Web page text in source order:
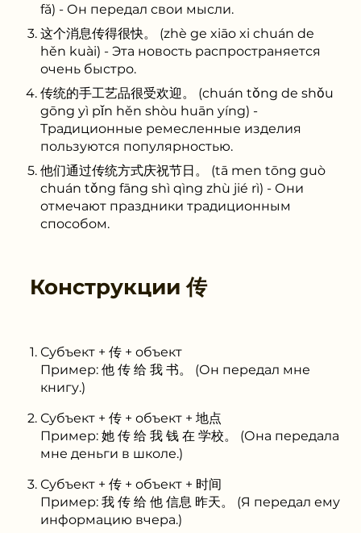
fǎ) - Он передал свои мысли.
这个消息传得很快。 (zhè ge xiāo xi chuán de
hěn kuài) - Эта новость распространяется
очень быстро.
传统的手工艺品很受欢迎。 (chuán tǒng de shǒu
gōng yì pǐn hěn shòu huān yíng) -
Традиционные ремесленные изделия
пользуются популярностью.
他们通过传统方式庆祝节日。 (tā men tōng guò
chuán tǒng fāng shì qìng zhù jié rì) - Они
отмечают праздники традиционным
способом.
Конструкции传
Субъект + 传 + объект
Пример: 他 传 给 我 书。 (Он передал мне
книгу.)
Субъект + 传 + объект + 地点
Пример: 她 传 给 我 钱 在 学校。 (Она передала
мне деньги в школе.)
Субъект + 传 + объект + 时间
Пример: 我 传 给 他 信息 昨天。 (Я передал ему
информацию вчера.)